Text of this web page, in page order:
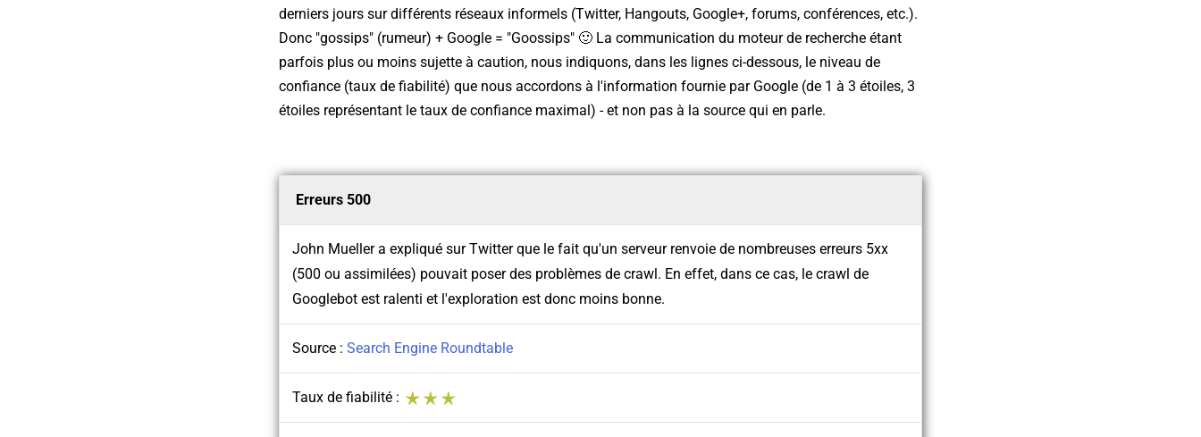
derniers jours sur différents réseaux informels (Twitter, Hangouts, Google+, forums, conférences, etc.).
Donc "gossips" (rumeur) + Google = "Goossips" 🙂 La communication du moteur de recherche étant
parfois plus ou moins sujette à caution, nous indiquons, dans les lignes ci-dessous, le niveau de
confiance (taux de fiabilité) que nous accordons à l'information fournie par Google (de 1 à 3 étoiles, 3
étoiles représentant le taux de confiance maximal) - et non pas à la source qui en parle.
Erreurs 500
John Mueller a expliqué sur Twitter que le fait qu'un serveur renvoie de nombreuses erreurs 5xx
(500 ou assimilées) pouvait poser des problèmes de crawl. En effet, dans ce cas, le crawl de
Googlebot est ralenti et l'exploration est donc moins bonne.
Source : Search Engine Roundtable
Taux de fiabilité :